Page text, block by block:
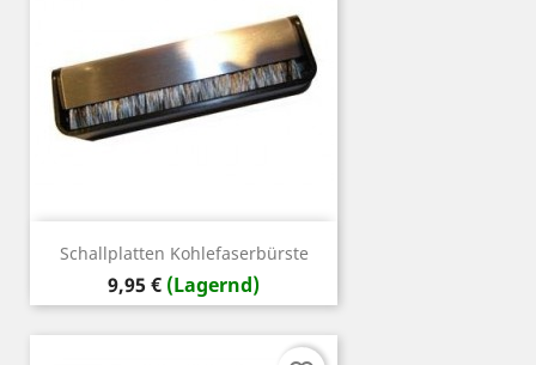
Schallplatten Kohlefaserbürste
Preis
9,95 € (Lagernd)